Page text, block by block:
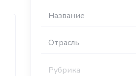
Отрасль
Рубрика